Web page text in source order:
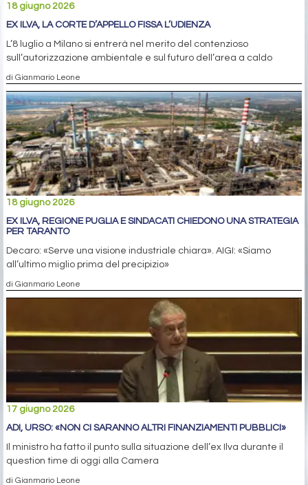
18 giugno 2026
EX ILVA, LA CORTE D’APPELLO FISSA L’UDIENZA
L’8 luglio a Milano si entrerà nel merito del contenzioso
sull’autorizzazione ambientale e sul futuro dell’area a caldo
di Gianmario Leone
18 giugno 2026
EX ILVA, REGIONE PUGLIA E SINDACATI CHIEDONO UNA STRATEGIA
PER TARANTO
Decaro: «Serve una visione industriale chiara». AIGI: «Siamo
all’ultimo miglio prima del precipizio»
di Gianmario Leone
17 giugno 2026
ADI, URSO: «NON CI SARANNO ALTRI FINANZIAMENTI PUBBLICI»
Il ministro ha fatto il punto sulla situazione dell’ex Ilva durante il
question time di oggi alla Camera
di Gianmario Leone